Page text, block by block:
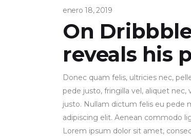
enero 18, 2019
On
reveals his
Donec quam felis, ultricies nec,
pede justo, fringilla vel, aliquet
justo. Nullam dictum felis eu pede
adipiscing elit. Aenean commodo
Lorem ipsum dolor sit amet,